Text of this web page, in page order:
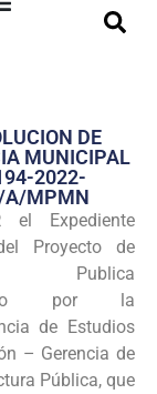
DE
MUNICIPAL
2022-
A/MPMN
el Expediente
Proyecto de
Publica
por la
de Estudios
– Gerencia de
Pública, que